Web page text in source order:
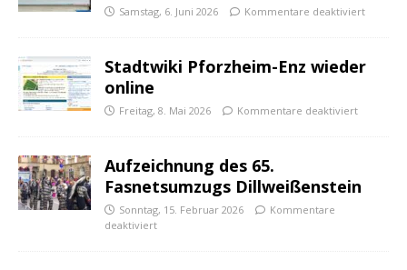
Samstag, 6. Juni 2026 Kommentare deaktiviert
Stadtwiki Pforzheim-Enz wieder
online
Freitag, 8. Mai 2026 Kommentare deaktiviert
Aufzeichnung des 65.
Fasnetsumzugs Dillweißenstein
Sonntag, 15. Februar 2026
Kommentare
deaktiviert